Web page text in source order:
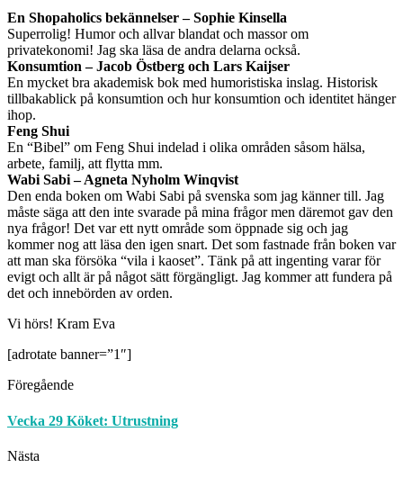
En Shopaholics bekännelser – Sophie Kinsella
Superrolig! Humor och allvar blandat och massor om
privatekonomi! Jag ska läsa de andra delarna också.
Konsumtion – Jacob Östberg och Lars Kaijser
En mycket bra akademisk bok med humoristiska inslag. Historisk
tillbakablick på konsumtion och hur konsumtion och identitet hänger
ihop.
Feng Shui
En “Bibel” om Feng Shui indelad i olika områden såsom hälsa,
arbete, familj, att flytta mm.
Wabi Sabi – Agneta Nyholm Winqvist
Den enda boken om Wabi Sabi på svenska som jag känner till. Jag
måste säga att den inte svarade på mina frågor men däremot gav den
nya frågor! Det var ett nytt område som öppnade sig och jag
kommer nog att läsa den igen snart. Det som fastnade från boken var
att man ska försöka “vila i kaoset”. Tänk på att ingenting varar för
evigt och allt är på något sätt förgängligt. Jag kommer att fundera på
det och innebörden av orden.
Vi hörs! Kram Eva
[adrotate banner=”1″]
Föregående
Vecka 29 Köket: Utrustning
Nästa